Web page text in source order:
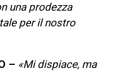
una prodezza
per il nostro
– «Mi dispiace, ma